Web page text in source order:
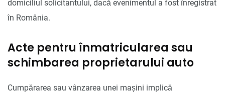
domiciliul solicitantului, dacă evenimentul a fost înregistrat
în România.
Acte pentru înmatricularea sau
schimbarea proprietarului auto
Cumpărarea sau vânzarea unei mașini implică